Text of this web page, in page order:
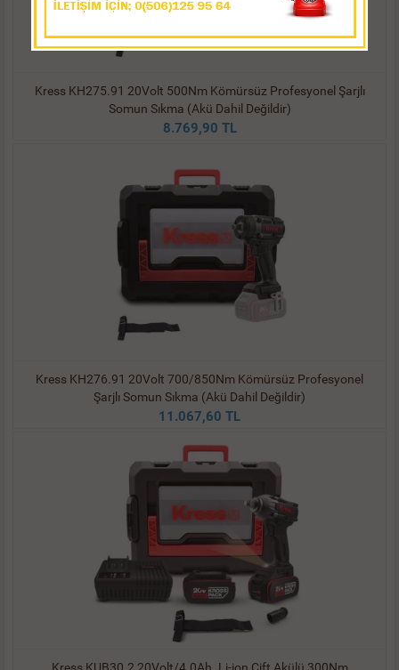
Kress KH275.91 20Volt 500Nm Kömürsüz Profesyonel Şarjlı
Somun Sıkma (Akü Dahil Değildir)
8.769,90 TL
Kress KH276.91 20Volt 700/850Nm Kömürsüz Profesyonel
Şarjlı Somun Sıkma (Akü Dahil Değildir)
11.067,60 TL